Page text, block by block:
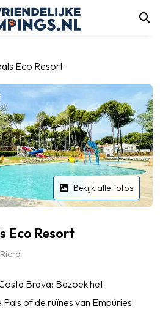
Eco Resort
Bekijk alle foto's
Eco Resort
Brava: Bezoek het
of de ruïnes van Empúries